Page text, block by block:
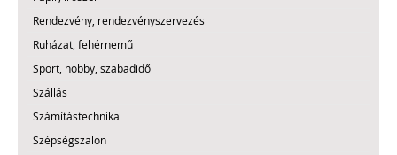
Rendezvény, rendezvényszervezés
Ruházat, fehérnemű
Sport, hobby, szabadidő
Szállás
Számítástechnika
Szépségszalon